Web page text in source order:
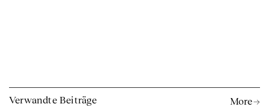
Verwandte Beiträge More →